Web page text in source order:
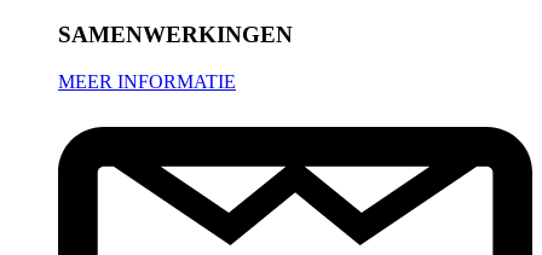
SAMENWERKINGEN
MEER INFORMATIE